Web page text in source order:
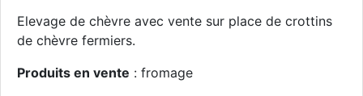
Elevage de chèvre avec vente sur place de crottins
de chèvre fermiers.
Produits en vente : fromage